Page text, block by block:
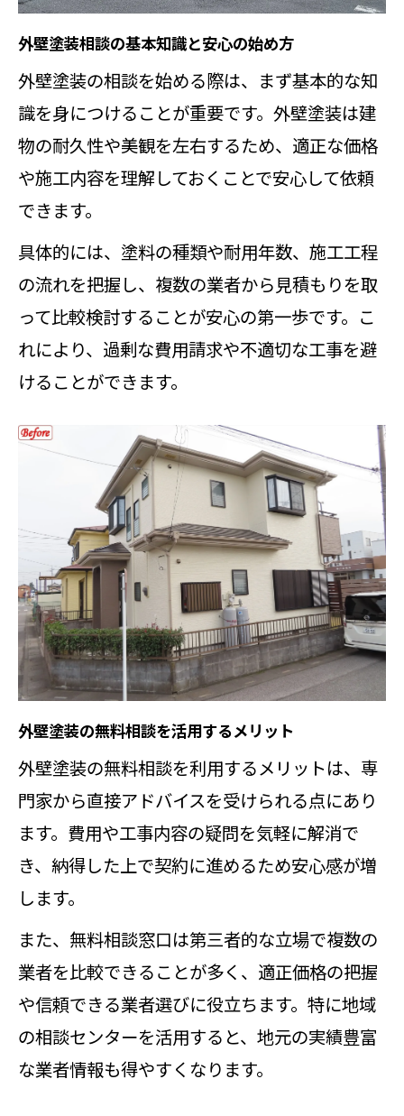
役割を知る
外壁塗装の相談時に弁護士へ相談す
るべき場面
外壁塗装相談でよくあるトラブルと
その対策
適正価格で契約する秘訣を解説
外壁塗装相談で適正価格を見極める
方法
外壁塗装の相見積もり相談で価格を
比較する
外壁塗装相談時の見積書チェックポ
イント
外壁塗装相談を通じて価格交渉を成
功させるコツ
外壁塗装契約時に相談すべき価格の
疑問解消法
外壁塗装の相談窓口の選び方とは
外壁塗装相談窓口の選び方と利用時
の注意点
外壁塗装の相談窓口加盟店の特徴を
知る
外壁塗装相談センター利用時のポイ
ント
外壁塗装相談会の活用方法と選び方
のコツ
外壁塗装の相談窓口が怪しいと感じ
見積書の落とし穴を見抜く相談方法
外壁塗装相談で見積書の落とし穴を
確認する
外壁塗装の見積書チェックは相談が
重要
外壁塗装相談の基本知識と安心の始め方
外壁塗装の相談を始める際は、まず基本的な知
識を身につけることが重要です。外壁塗装は建
物の耐久性や美観を左右するため、適正な価格
や施工内容を理解しておくことで安心して依頼
できます。
具体的には、塗料の種類や耐用年数、施工工程
の流れを把握し、複数の業者から見積もりを取
って比較検討することが安心の第一歩です。こ
れにより、過剰な費用請求や不適切な工事を避
けることができます。
外壁塗装の無料相談を活用するメリット
外壁塗装の無料相談を利用するメリットは、専
門家から直接アドバイスを受けられる点にあり
ます。費用や工事内容の疑問を気軽に解消で
き、納得した上で契約に進めるため安心感が増
します。
また、無料相談窓口は第三者的な立場で複数の
業者を比較できることが多く、適正価格の把握
や信頼できる業者選びに役立ちます。特に地域
の相談センターを活用すると、地元の実績豊富
な業者情報も得やすくなります。